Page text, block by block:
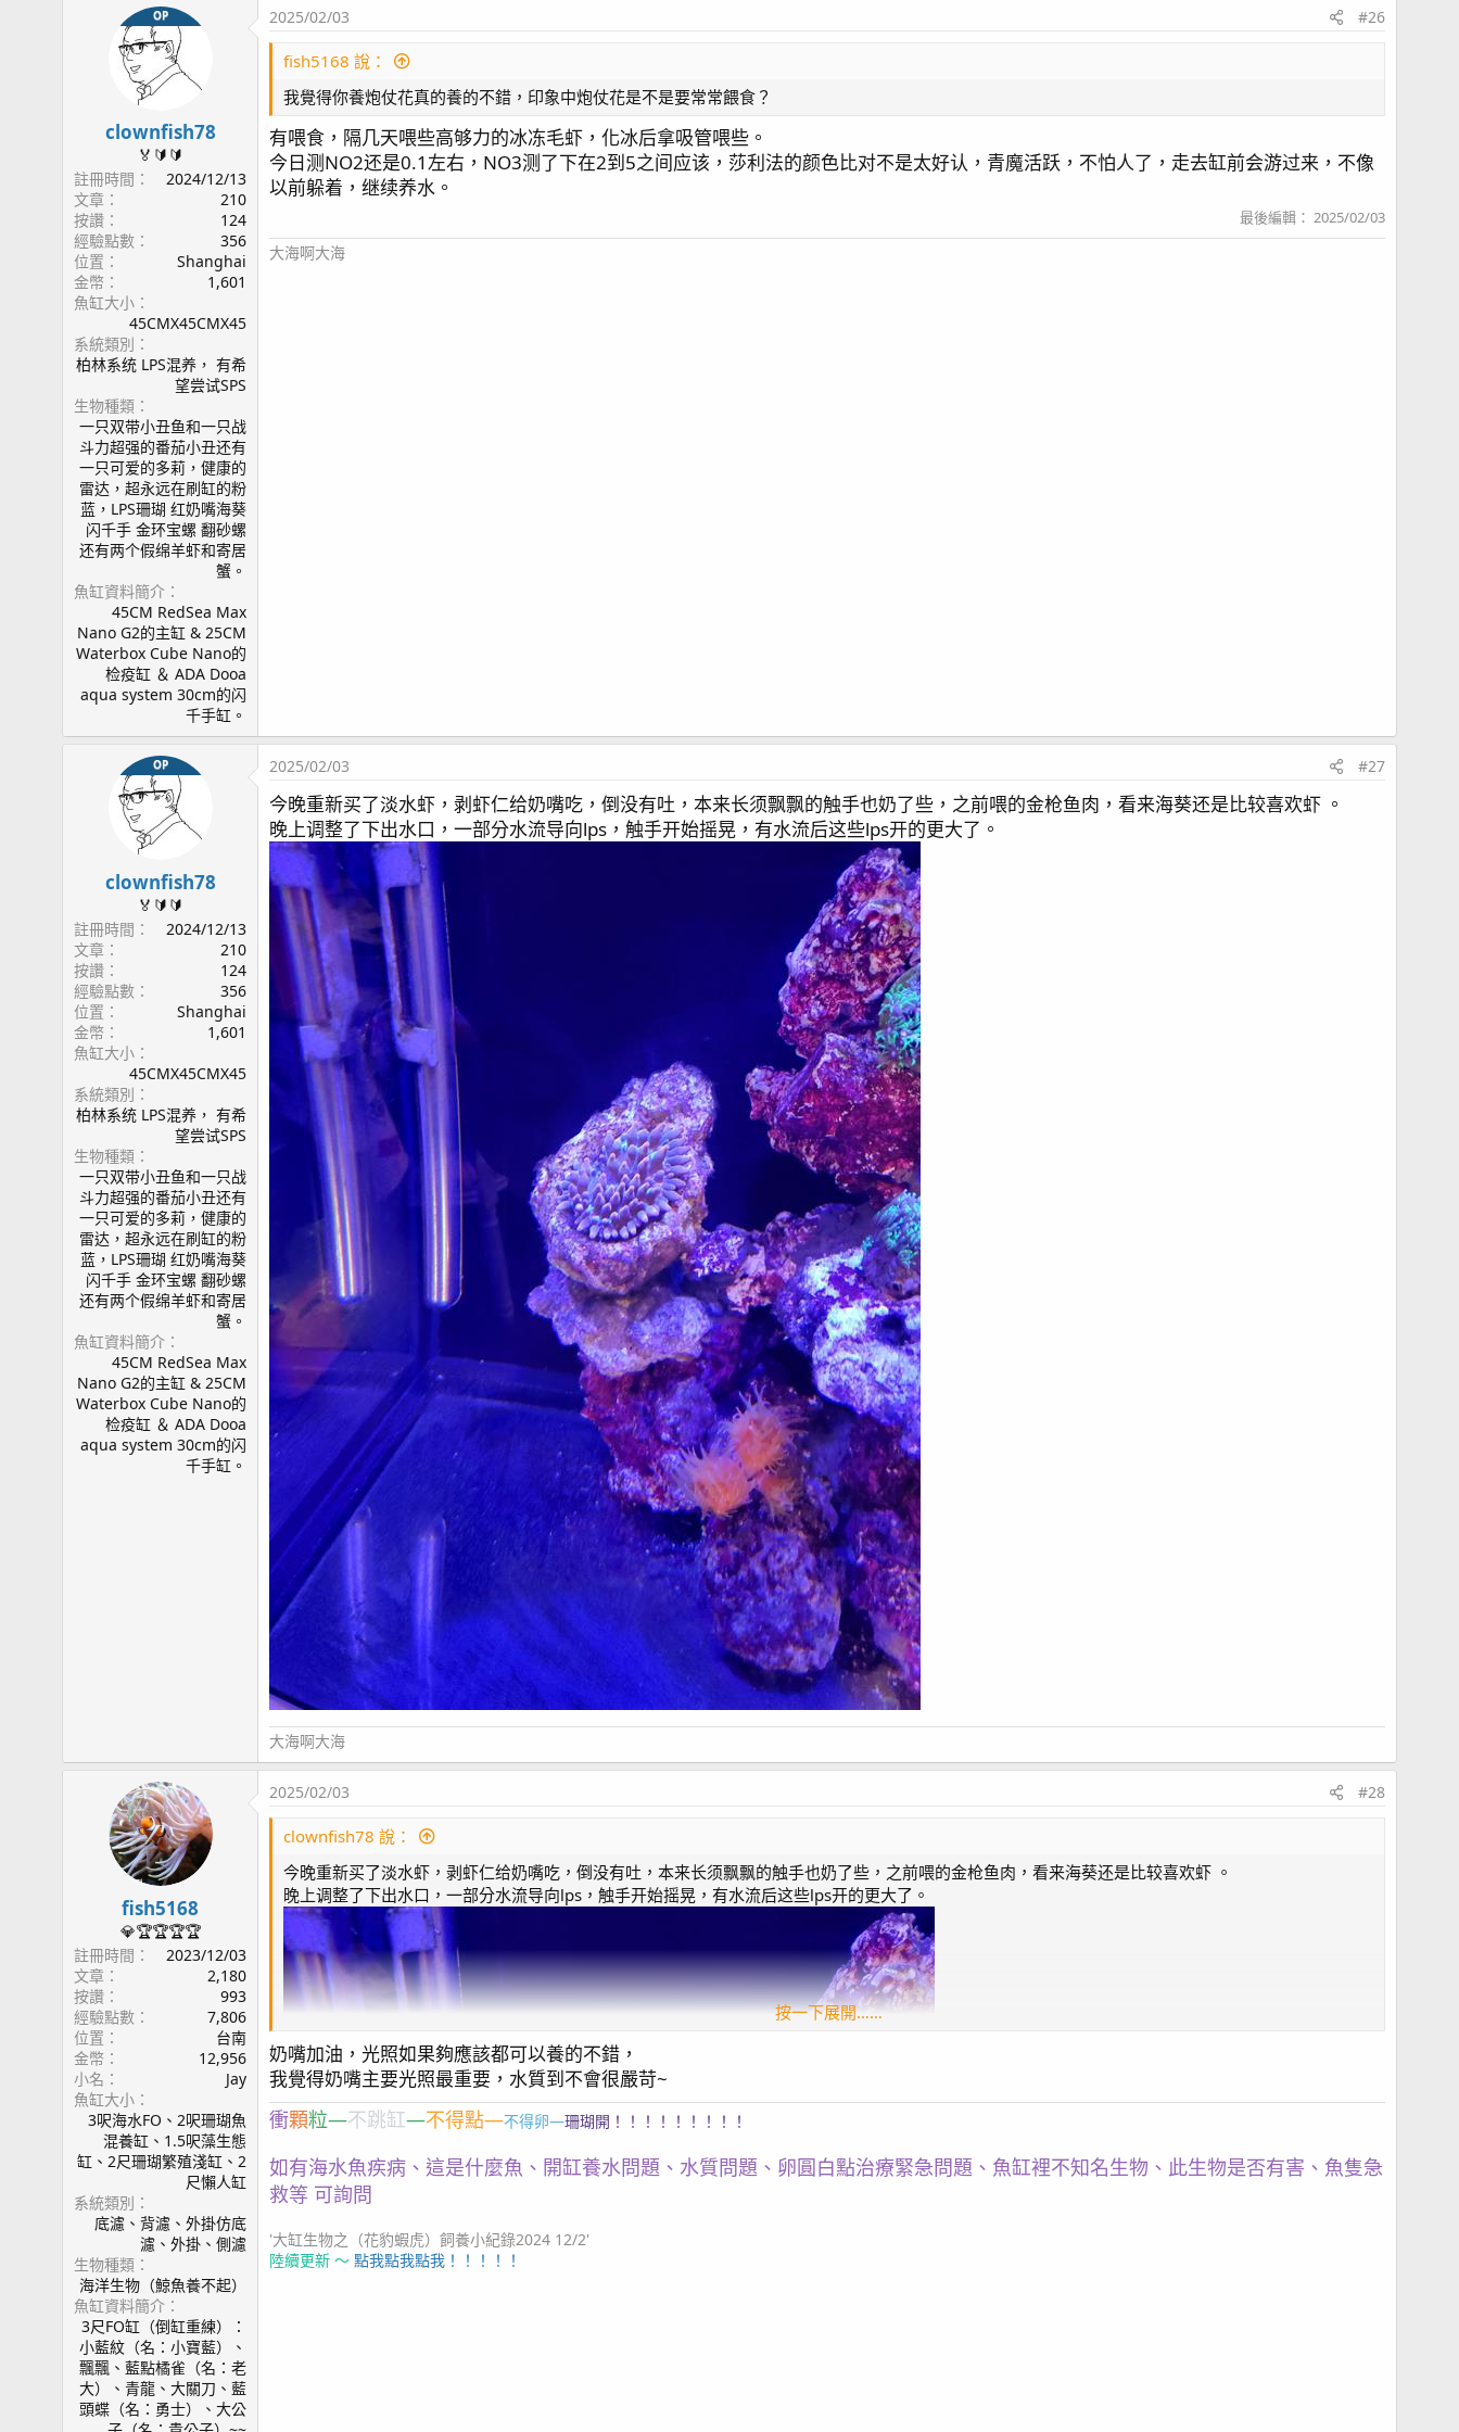
OP
clownfish78
🏅🔰🔰
註冊時間
2024/12/13
文章
210
按讚
124
經驗點數
356
位置
Shanghai
金幣
1,601
魚缸大小
45CMX45CMX45
系統類別
柏林系统 LPS混养， 有希
望尝试SPS
生物種類
一只双带小丑鱼和一只战
斗力超强的番茄小丑还有
一只可爱的多莉，健康的
雷达，超永远在刷缸的粉
蓝，LPS珊瑚 红奶嘴海葵
闪千手 金环宝螺 翻砂螺
还有两个假绵羊虾和寄居
蟹。
魚缸資料簡介
45CM RedSea Max
Nano G2的主缸 & 25CM
Waterbox Cube Nano的
检疫缸 ＆ ADA Dooa
aqua system 30cm的闪
千手缸。
2025/02/03 #26
fish5168 說：
我覺得你養炮仗花真的養的不錯，印象中炮仗花是不是要常常餵食？
有喂食，隔几天喂些高够力的冰冻毛虾，化冰后拿吸管喂些。
今日测NO2还是0.1左右，NO3测了下在2到5之间应该，莎利法的颜色比对不是太好认，青魔活跃，不怕人了，走去缸前会游过来，不像
以前躲着，继续养水。
最後編輯： 2025/02/03
大海啊大海
OP
clownfish78
🏅🔰🔰
註冊時間
2024/12/13
文章
210
按讚
124
經驗點數
356
位置
Shanghai
金幣
1,601
魚缸大小
45CMX45CMX45
系統類別
柏林系统 LPS混养， 有希
望尝试SPS
生物種類
一只双带小丑鱼和一只战
斗力超强的番茄小丑还有
一只可爱的多莉，健康的
雷达，超永远在刷缸的粉
蓝，LPS珊瑚 红奶嘴海葵
闪千手 金环宝螺 翻砂螺
还有两个假绵羊虾和寄居
蟹。
魚缸資料簡介
45CM RedSea Max
Nano G2的主缸 & 25CM
Waterbox Cube Nano的
检疫缸 ＆ ADA Dooa
aqua system 30cm的闪
千手缸。
2025/02/03 #27
今晚重新买了淡水虾，剥虾仁给奶嘴吃，倒没有吐，本来长须飘飘的触手也奶了些，之前喂的金枪鱼肉，看来海葵还是比较喜欢虾 。
晚上调整了下出水口，一部分水流导向lps，触手开始摇晃，有水流后这些lps开的更大了。
大海啊大海
fish5168
💎🏆🏆🏆🏆
註冊時間
2023/12/03
文章
2,180
按讚
993
經驗點數
7,806
位置
台南
金幣
12,956
小名
Jay
魚缸大小
3呎海水FO、2呎珊瑚魚
混養缸、1.5呎藻生態
缸、2尺珊瑚繁殖淺缸、2
尺懶人缸
系統類別
底濾、背濾、外掛仿底
濾、外掛、側濾
生物種類
海洋生物（鯨魚養不起）
魚缸資料簡介
3尺FO缸（倒缸重練）：
小藍紋（名：小寶藍）、
飄飄、藍點橘雀（名：老
大）、青龍、大關刀、藍
頭蝶（名：勇士）、大公
2025/02/03 #28
clownfish78 說：
今晚重新买了淡水虾，剥虾仁给奶嘴吃，倒没有吐，本来长须飘飘的触手也奶了些，之前喂的金枪鱼肉，看来海葵还是比较喜欢虾 。
晚上调整了下出水口，一部分水流导向lps，触手开始摇晃，有水流后这些lps开的更大了。
按一下展開……
奶嘴加油，光照如果夠應該都可以養的不錯，
我覺得奶嘴主要光照最重要，水質到不會很嚴苛~
衝顆粒—不跳缸—不得點—不得卵—珊瑚開！！！！！！！！！
如有海水魚疾病、這是什麼魚、開缸養水問題、水質問題、卵圓白點治療緊急問題、魚缸裡不知名生物、此生物是否有害、魚隻急
救等 可詢問
'大缸生物之（花豹蝦虎）飼養小紀錄2024 12/2'
陸續更新 ～ 點我點我點我！！！！！